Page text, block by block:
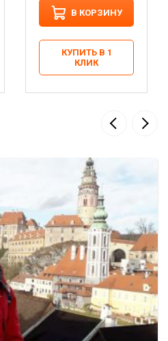
В КОРЗИНУ
КУПИТЬ В 1
КЛИК